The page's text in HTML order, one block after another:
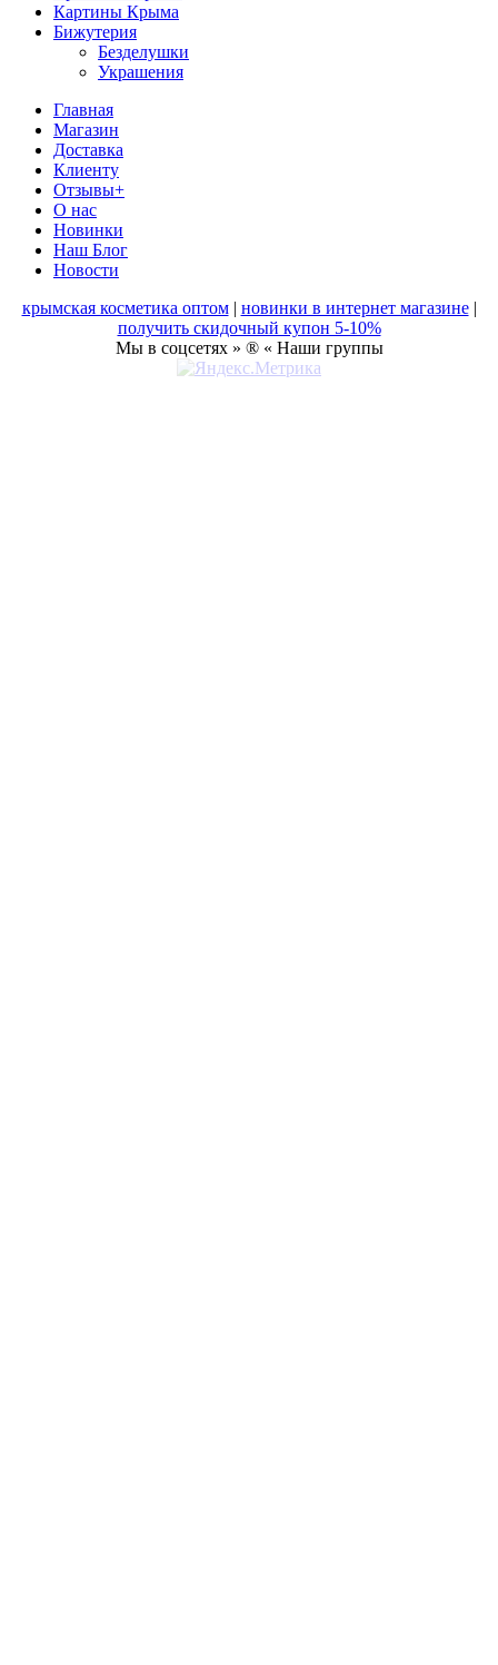
Картины Крыма
Бижутерия
Безделушки
Украшения
Главная
Магазин
Доставка
Клиенту
Отзывы+
О нас
Новинки
Наш Блог
Новости
крымская косметика оптом| новинки в интернет магазине|
получить скидочный купон 5-10%
Мы в соцсетях » ® « Наши группы